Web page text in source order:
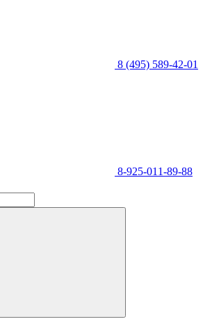
8 (495) 589-42-01
8-925-011-89-88